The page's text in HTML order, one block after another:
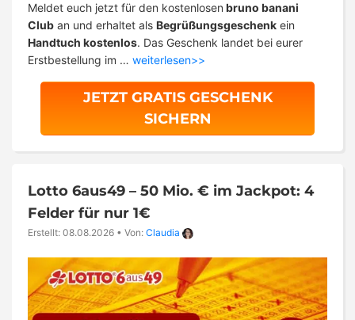
Meldet euch jetzt für den kostenlosen bruno banani
Club an und erhaltet als Begrüßungsgeschenk ein
Handtuch kostenlos. Das Geschenk landet bei eurer
Erstbestellung im … weiterlesen>>
JETZT GRATIS GESCHENK
SICHERN
Lotto 6aus49 – 50 Mio. € im Jackpot: 4
Felder für nur 1€
Erstellt: 08.08.2026 • Von: Claudia